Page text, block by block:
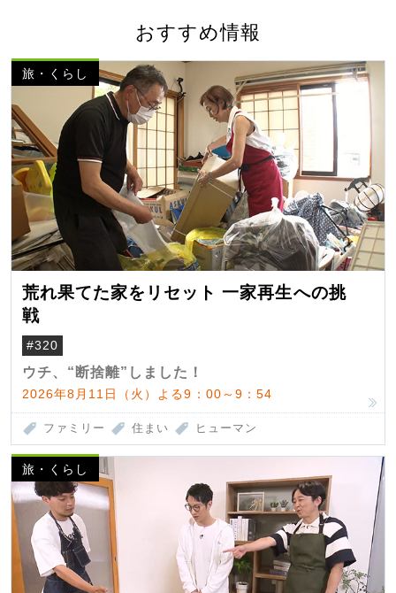
おすすめ情報
旅・くらし
荒れ果てた家をリセット 一家再生への挑
戦
#320
ウチ、“断捨離”しました！
2026年8月11日（火）よる9：00～9：54
ファミリー 住まい ヒューマン
旅・くらし